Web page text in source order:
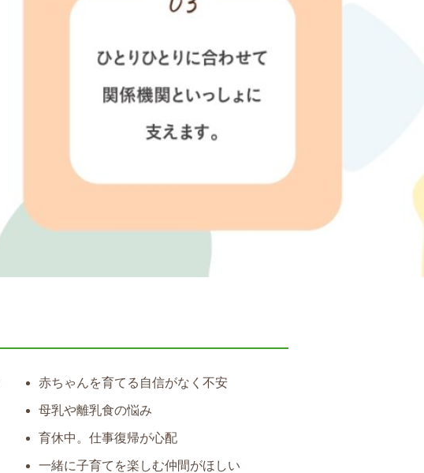
赤ちゃんを育てる自信がなく不安
母乳や離乳食の悩み
育休中。仕事復帰が心配
一緒に子育てを楽しむ仲間がほしい